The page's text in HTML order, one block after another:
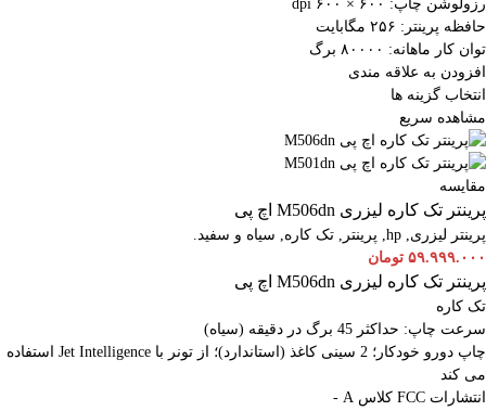
رزولوشن چاپ: ۶۰۰ × ۶۰۰ dpi
حافظه پرینتر: ۲۵۶ مگابایت
توان کار ماهانه: ۸۰۰۰۰ برگ
افزودن به علاقه مندی
انتخاب گزینه ها
مشاهده سریع
مقایسه
پرینتر تک کاره لیزری M506dn اچ پی
پرینتر لیزری,
hp
, پرینتر , تک کاره, سیاه و سفید.
۵۹.۹۹۹.۰۰۰ تومان
پرینتر تک کاره لیزری M506dn اچ پی
تک کاره
سرعت چاپ: حداکثر 45 برگ در دقیقه (سیاه)
چاپ دورو خودکار؛ 2 سینی کاغذ (استاندارد)؛ از تونر با Jet Intelligence استفاده
می کند
انتشارات FCC کلاس A -